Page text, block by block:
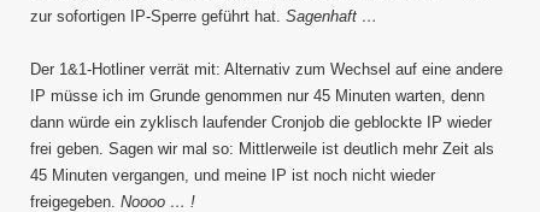
zur sofortigen IP-Sperre geführt hat. Sagenhaft …
Der 1&1-Hotliner verrät mit: Alternativ zum Wechsel auf eine andere
IP müsse ich im Grunde genommen nur 45 Minuten warten, denn
dann würde ein zyklisch laufender Cronjob die geblockte IP wieder
frei geben. Sagen wir mal so: Mittlerweile ist deutlich mehr Zeit als
45 Minuten vergangen, und meine IP ist noch nicht wieder
freigegeben. Noooo … !